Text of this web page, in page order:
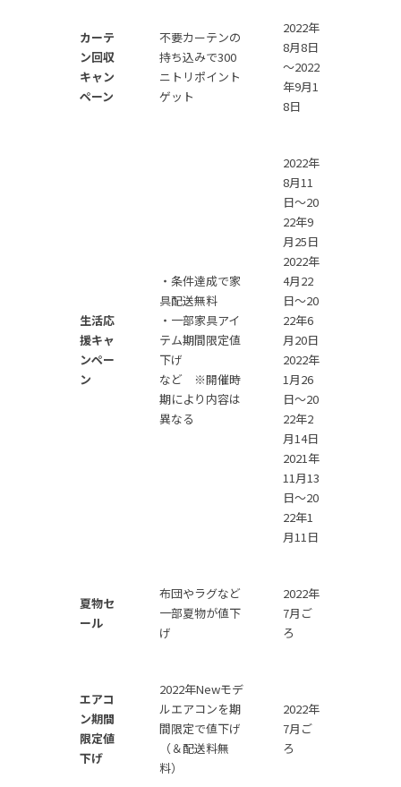
カーテ
ン回収
キャン
ペーン
不要カーテンの
持ち込みで300
ニトリポイント
ゲット
2022年
8月8日
～2022
年9月1
8日
生活応
援キャ
ンペー
ン
・条件達成で家
具配送無料
・一部家具アイ
テム期間限定値
下げ
など ※開催時
期により内容は
異なる
2022年
8月11
日〜20
22年9
月25日
2022年
4月22
日〜20
22年6
月20日
2022年
1月26
日〜20
22年2
月14日
2021年
11月13
日〜20
22年1
月11日
夏物セ
ール
布団やラグなど
一部夏物が値下
げ
2022年
7月ご
ろ
エアコ
ン期間
限定値
下げ
2022年Newモデ
ルエアコンを期
間限定で値下げ
（＆配送料無
料）
2022年
7月ご
ろ